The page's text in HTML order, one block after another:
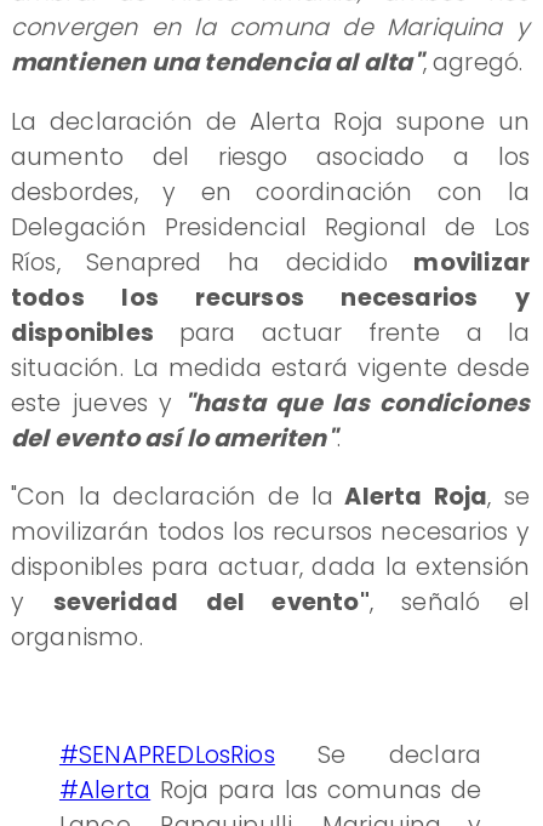
convergen en la comuna de Mariquina y
mantienen una tendencia al alta", agregó.
La declaración de Alerta Roja supone un
aumento del riesgo asociado a los
desbordes, y en coordinación con la
Delegación Presidencial Regional de Los
Ríos, Senapred ha decidido movilizar
todos los recursos necesarios y
disponibles para actuar frente a la
situación. La medida estará vigente desde
este jueves y "hasta que las condiciones
del evento así lo ameriten".
"Con la declaración de la Alerta Roja, se
movilizarán todos los recursos necesarios y
disponibles para actuar, dada la extensión
y severidad del evento", señaló el
organismo.
#SENAPREDLosRios Se declara
#Alerta Roja para las comunas de